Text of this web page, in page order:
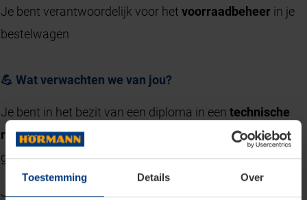
Toestemming Details Over
Je bent verantwoordelijk voor het voorraadbeheer in je
bestelwagen
💪 Wat verwachten we van jou?
Je bent in het bezit van een diploma in een technische
richtingzoals Elektriciteit, Elektromechanica of
gelijkwaardig door ervaring
Je hebt min. 3 jaar